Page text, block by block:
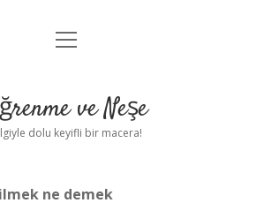
Anasayfa
Yasal Uyarı
menüyü
ve Neşe
dolu keyifli bir macera!
ne demek